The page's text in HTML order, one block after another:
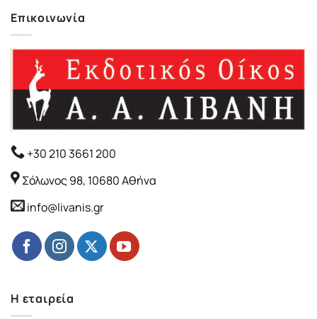
Επικοινωνία
+30 210 3661 200
Σόλωνος 98, 10680 Αθήνα
info@livanis.gr
Η εταιρεία